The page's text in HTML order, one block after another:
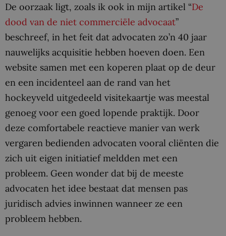
De oorzaak ligt, zoals ik ook in mijn artikel “De
dood van de niet commerciële advocaat”
beschreef, in het feit dat advocaten zo’n 40 jaar
nauwelijks acquisitie hebben hoeven doen. Een
website samen met een koperen plaat op de deur
en een incidenteel aan de rand van het
hockeyveld uitgedeeld visitekaartje was meestal
genoeg voor een goed lopende praktijk. Door
deze comfortabele reactieve manier van werk
vergaren bedienden advocaten vooral cliënten die
zich uit eigen initiatief meldden met een
probleem. Geen wonder dat bij de meeste
advocaten het idee bestaat dat mensen pas
juridisch advies inwinnen wanneer ze een
probleem hebben.